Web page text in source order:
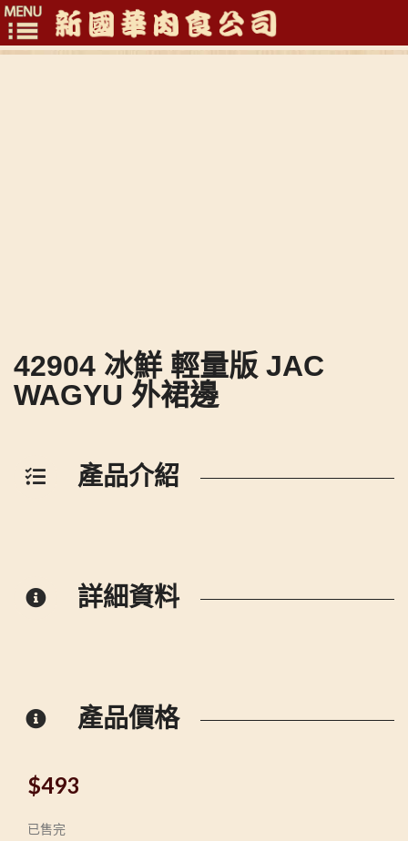
Toggle
42904 冰鮮 輕量版 JAC
WAGYU 外裙邊
產品介紹
詳細資料
產品價格
$493
已售完